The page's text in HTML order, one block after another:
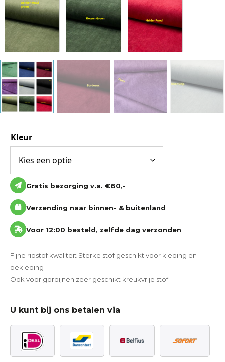
Kleur
Gratis bezorging v.a. €60,-
Verzending naar binnen- & buitenland
Voor 12:00 besteld, zelfde dag verzonden
Fijne ribstof kwaliteit Sterke stof geschikt voor kleding en
bekleding
Ook voor gordijnen zeer geschikt kreukvrije stof
U kunt bij ons betalen via